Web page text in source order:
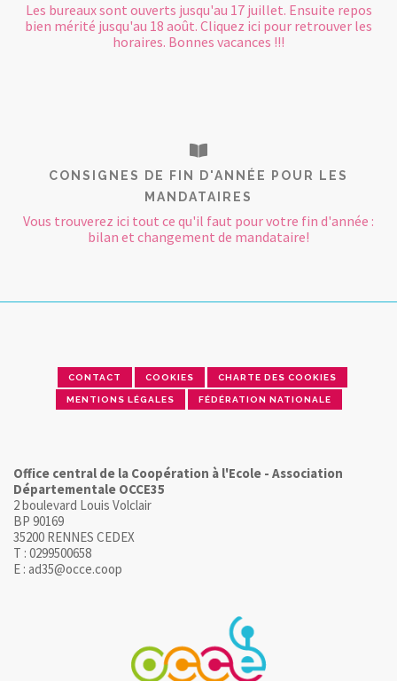
Les bureaux sont ouverts jusqu'au 17 juillet. Ensuite repos
bien mérité jusqu'au 18 août. Cliquez ici pour retrouver les
horaires. Bonnes vacances !!!
CONSIGNES DE FIN D'ANNÉE POUR LES
MANDATAIRES
Vous trouverez ici tout ce qu'il faut pour votre fin d'année :
bilan et changement de mandataire!
CONTACT COOKIES CHARTE DES COOKIES
MENTIONS LÉGALES FÉDÉRATION NATIONALE
Office central de la Coopération à l'Ecole - Association
Départementale OCCE35
2 boulevard Louis Volclair
BP 90169
35200 RENNES CEDEX
T : 0299500658
E : ad35@occe.coop